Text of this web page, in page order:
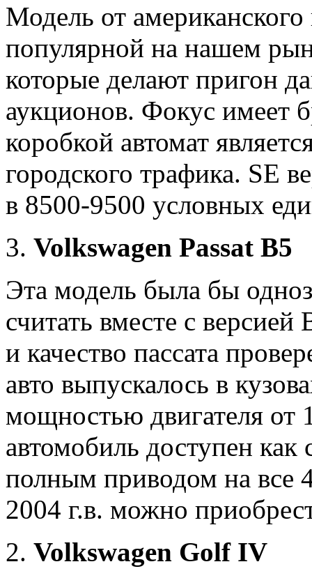
Модель от
популярной на нашем
которые делают пригон
аукционов. Фокус имеет
коробкой автомат
городского трафика. SE
в 8500-9500 условных
Volkswagen Passat B5
Эта модель была бы
считать вместе с
и качество пассата
авто выпускалось в
мощностью двигателя от
автомобиль доступен
полным приводом на все
2004 г.в. можно
Volkswagen Golf IV